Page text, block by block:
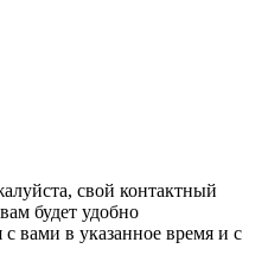
свой контактный
будет удобно
вами в указанное время и с